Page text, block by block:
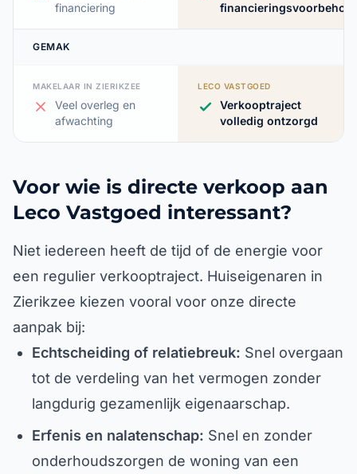
financiering
GEMAK
MAKELAAR IN ZIERIKZEE
Veel overleg en
afwachting
LECO VASTGOED
Verkooptraject
volledig ontzorgd
Voor wie is directe verkoop aan
Leco Vastgoed interessant?
Niet iedereen heeft de tijd of de energie voor
een regulier verkooptraject. Huiseigenaren in
Zierikzee kiezen vooral voor onze directe
aanpak bij:
Echtscheiding of relatiebreuk: Snel overgaan
tot de verdeling van het vermogen zonder
langdurig gezamenlijk eigenaarschap.
Erfenis en nalatenschap: Snel en zonder
onderhoudszorgen de woning van een